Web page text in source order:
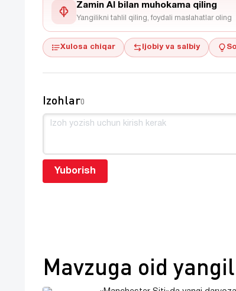
Zamin AI bilan muhokama qiling
Yangilikni tahlil qiling, foydali maslahatlar oling
Xulosa chiqar Ijobiy va salbiy
Izohlar0
Yuborish
Mavzuga oid